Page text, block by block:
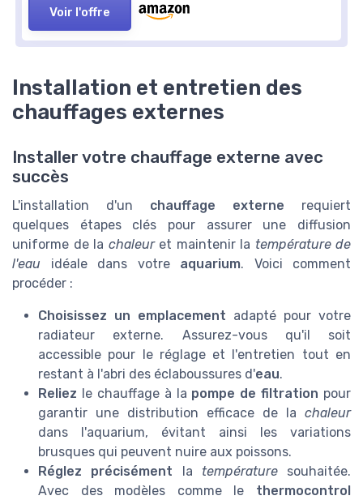
Voir l'offre
Installation et entretien des
chauffages externes
Installer votre chauffage externe avec
succès
L'installation d'un chauffage externe requiert
quelques étapes clés pour assurer une diffusion
uniforme de la chaleuret maintenir la température de
l'eau idéale dans votre aquarium. Voici comment
procéder :
Choisissez un emplacement adapté pour votre
radiateur externe. Assurez-vous qu'il soit
accessible pour le réglage et l'entretien tout en
restant à l'abri des éclaboussures d'eau.
Reliez le chauffage à la pompe de filtration pour
garantir une distribution efficace de la chaleur
dans l'aquarium, évitant ainsi les variations
brusques qui peuvent nuire aux poissons.
Réglez précisément la températuresouhaitée.
Avec des modèles comme le thermocontrol